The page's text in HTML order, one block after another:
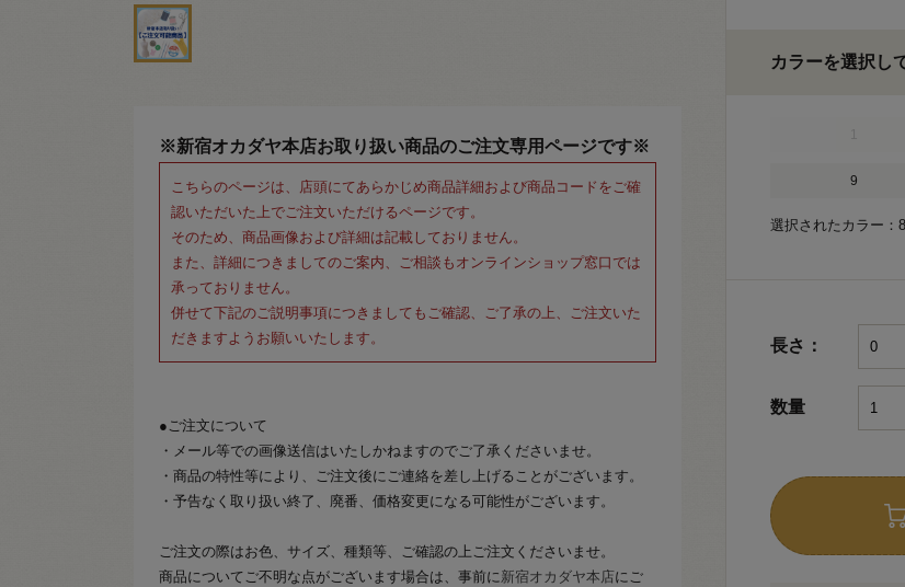
※新宿オカダヤ本店お取り扱い商品のご注文専用ページです※
こちらのページは、店頭にてあらかじめ商品詳細および商品コードをご確
認いただいた上でご注文いただけるページです。
そのため、商品画像および詳細は記載しておりません。
また、詳細につきましてのご案内、ご相談もオンラインショップ窓口では
承っておりません。
併せて下記のご説明事項につきましてもご確認、ご了承の上、ご注文いた
だきますようお願いいたします。
●ご注文について
・メール等での画像送信はいたしかねますのでご了承くださいませ。
・商品の特性等により、ご注文後にご連絡を差し上げることがございます。
・予告なく取り扱い終了、廃番、価格変更になる可能性がございます。
ご注文の際はお色、サイズ、種類等、ご確認の上ご注文くださいませ。
商品についてご不明な点がございます場合は、事前に 新宿オカダヤ本店にご
カラーを選択し
9
選択されたカラー：8
長さ：
数量